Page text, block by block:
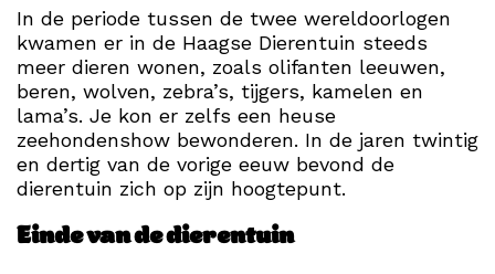
In de periode tussen de twee wereldoorlogen
kwamen er in de Haagse Dierentuin steeds
meer dieren wonen, zoals olifanten leeuwen,
beren, wolven, zebra’s, tijgers, kamelen en
lama’s. Je kon er zelfs een heuse
zeehondenshow bewonderen. In de jaren twintig
en dertig van de vorige eeuw bevond de
dierentuin zich op zijn hoogtepunt.
Einde van de dierentuin